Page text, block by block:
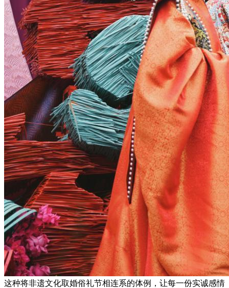
这种将非遗文化取婚俗礼节相连系的体例，让每一份实诚感情